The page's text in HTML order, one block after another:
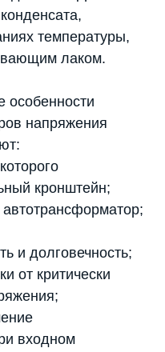
температуры,
лаком.
особенности
напряжения
кронштейн;
и долговечность;
от критически
входном